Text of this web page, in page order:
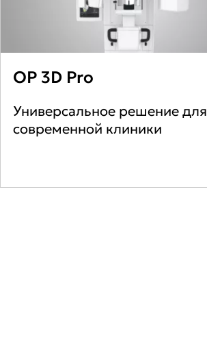
OP 3D Pro
Универсальное решение для
современной клиники